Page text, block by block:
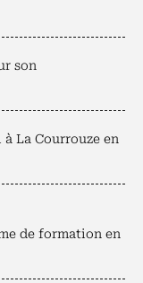
son
La Courrouze en
de formation en